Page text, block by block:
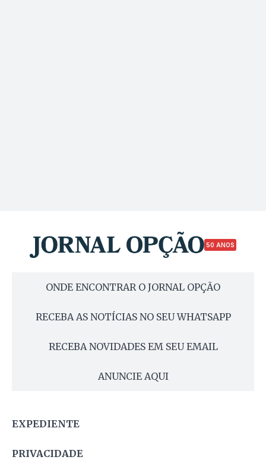
50 ANOS
ONDE ENCONTRAR O JORNAL OPÇÃO
RECEBA AS NOTÍCIAS NO SEU WHATSAPP
RECEBA NOVIDADES EM SEU EMAIL
ANUNCIE AQUI
EXPEDIENTE
PRIVACIDADE